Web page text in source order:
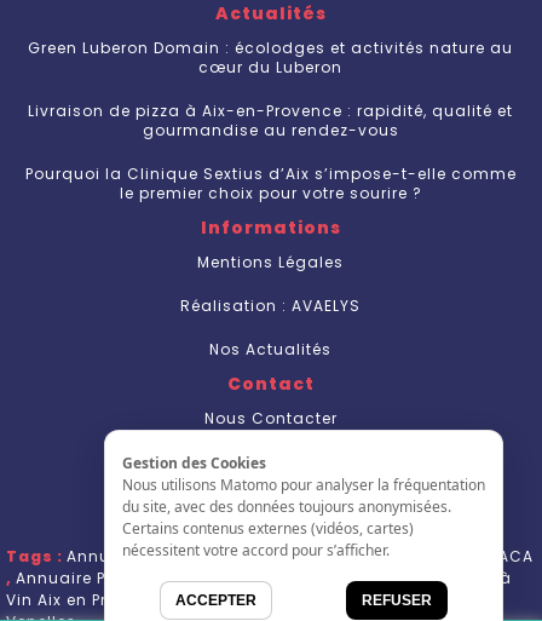
Gestion des Cookies
Nous utilisons Matomo pour analyser la fréquentation
du site, avec des données toujours anonymisées.
Certains contenus externes (vidéos, cartes)
nécessitent votre accord pour s’afficher.
ACCEPTER REFUSER
Actualités
Green Luberon Domain : écolodges et activités nature au
cœur du Luberon
Livraison de pizza à Aix-en-Provence : rapidité, qualité et
gourmandise au rendez-vous
Pourquoi la Clinique Sextius d’Aix s’impose-t-elle comme
le premier choix pour votre sourire ?
Informations
Mentions Légales
Réalisation : AVAELYS
Nos Actualités
Contact
Nous Contacter
S'inscrire
L'annuaire
Tags : Annuaire Entreprise Aix en Provence,Annuaire Pro PACA
, Annuaire Professionnel Provence-Aples-Côte d'Azur
Bar à
Vin Aix en Provence
,Bennes Aix en Provence,Bien être